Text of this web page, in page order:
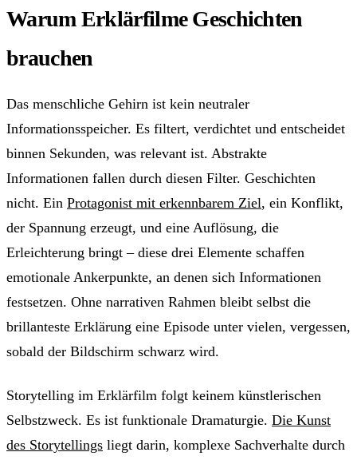
Warum Erklärfilme Geschichten
brauchen
Das menschliche Gehirn ist kein neutraler
Informationsspeicher. Es filtert, verdichtet und entscheidet
binnen Sekunden, was relevant ist. Abstrakte
Informationen fallen durch diesen Filter. Geschichten
nicht. Ein Protagonist mit erkennbarem Ziel, ein Konflikt,
der Spannung erzeugt, und eine Auflösung, die
Erleichterung bringt – diese drei Elemente schaffen
emotionale Ankerpunkte, an denen sich Informationen
festsetzen. Ohne narrativen Rahmen bleibt selbst die
brillanteste Erklärung eine Episode unter vielen, vergessen,
sobald der Bildschirm schwarz wird.
Storytelling im Erklärfilm folgt keinem künstlerischen
Selbstzweck. Es ist funktionale Dramaturgie. Die Kunst
des Storytellings liegt darin, komplexe Sachverhalte durch